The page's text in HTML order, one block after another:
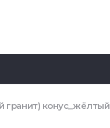
гранит) конус_жёлтый